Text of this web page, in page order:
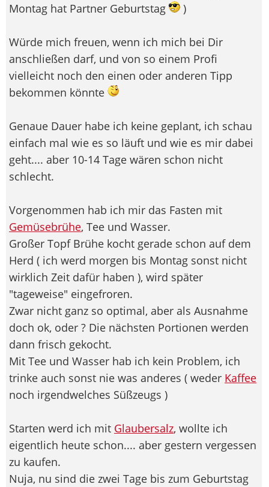
Montag hat Partner Geburtstag
)
Würde mich freuen, wenn ich mich bei Dir
anschließen darf, und von so einem Profi
vielleicht noch den einen oder anderen Tipp
bekommen könnte
Genaue Dauer habe ich keine geplant, ich schau
einfach mal wie es so läuft und wie es mir dabei
geht.... aber 10-14 Tage wären schon nicht
schlecht.
Vorgenommen hab ich mir das Fasten mit
Gemüsebrühe, Tee und Wasser.
Großer Topf Brühe kocht gerade schon auf dem
Herd ( ich werd morgen bis Montag sonst nicht
wirklich Zeit dafür haben ), wird später
"tageweise" eingefroren.
Zwar nicht ganz so optimal, aber als Ausnahme
doch ok, oder ? Die nächsten Portionen werden
dann frisch gekocht.
Mit Tee und Wasser hab ich kein Problem, ich
trinke auch sonst nie was anderes ( weder Kaffee
noch irgendwelches Süßzeugs )
Starten werd ich mit Glaubersalz, wollte ich
eigentlich heute schon.... aber gestern vergessen
zu kaufen.
Nuja, nu sind die zwei Tage bis zum Geburtstag